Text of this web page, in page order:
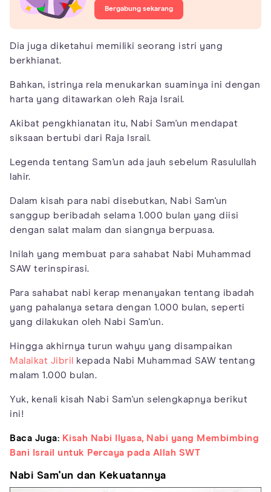
Bergabung sekarang
Dia juga diketahui memiliki seorang istri yang
berkhianat.
Bahkan, istrinya rela menukarkan suaminya ini dengan
harta yang ditawarkan oleh Raja Israil.
Akibat pengkhianatan itu, Nabi Sam'un mendapat
siksaan bertubi dari Raja Israil.
Legenda tentang Sam'un ada jauh sebelum Rasulullah
lahir.
Dalam kisah para nabi disebutkan, Nabi Sam'un
sanggup beribadah selama 1.000 bulan yang diisi
dengan salat malam dan siangnya berpuasa.
Inilah yang membuat para sahabat Nabi Muhammad
SAW terinspirasi.
Para sahabat nabi kerap menanyakan tentang ibadah
yang pahalanya setara dengan 1.000 bulan, seperti
yang dilakukan oleh Nabi Sam'un.
Hingga akhirnya turun wahyu yang disampaikan
Malaikat Jibril
kepada Nabi Muhammad SAW tentang
malam 1.000 bulan.
Yuk, kenali kisah Nabi Sam'un selengkapnya berikut
ini!
Baca Juga: Kisah Nabi Ilyasa, Nabi yang Membimbing
Bani Israil untuk Percaya pada Allah SWT
Nabi Sam'un dan Kekuatannya